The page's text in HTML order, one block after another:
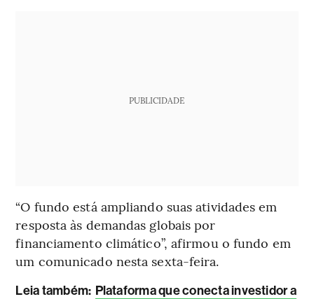
PUBLICIDADE
“O fundo está ampliando suas atividades em
resposta às demandas globais por
financiamento climático”, afirmou o fundo em
um comunicado nesta sexta-feira.
Leia também: Plataforma que conecta investidor a